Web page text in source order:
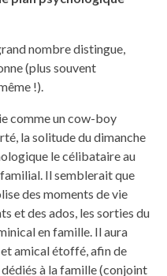
nombre distingue,
(plus souvent
!).
comme un cow-boy
la solitude du dimanche
le célibataire au
Il semblerait que
des moments de vie
et des ados, les sorties du
en famille. Il aura
amical étoffé, afin de
à la famille (conjoint